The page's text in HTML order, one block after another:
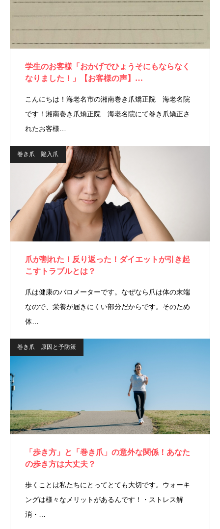
学生のお客様「おかげでひょうそにもならなく
なりました！」【お客様の声】…
こんにちは！海老名市の湘南巻き爪矯正院 海老名院
です！湘南巻き爪矯正院 海老名院にて巻き爪矯正さ
れたお客様…
巻き爪 陥入爪
爪が割れた！反り返った！ダイエットが引き起
こすトラブルとは？
爪は健康のバロメーターです。なぜなら爪は体の末端
なので、栄養が届きにくい部分だからです。そのため
体…
巻き爪 原因と予防策
「歩き方」と「巻き爪」の意外な関係！あなた
の歩き方は大丈夫？
歩くことは私たちにとってとても大切です。ウォーキ
ングは様々なメリットがあるんです！・ストレス解
消・…